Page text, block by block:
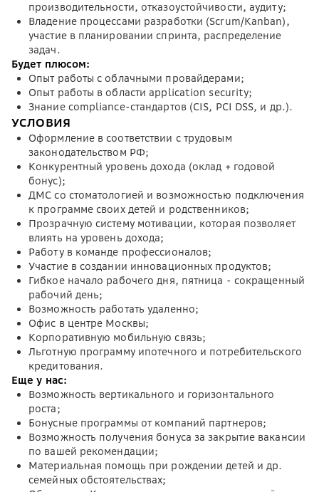
производительности, отказоустойчивости, аудиту;
Владение процессами разработки (Scrum/Kanban),
участие в планировании спринта, распределение
задач.
Будет плюсом:
Опыт работы с облачными провайдерами;
Опыт работы в области application security;
Знание compliance-стандартов (CIS, PCI DSS, и др.).
УСЛОВИЯ
Оформление в соответствии с трудовым
законодательством РФ;
Конкурентный уровень дохода (оклад + годовой
бонус);
ДМС со стоматологией и возможностью подключения
к программе своих детей и родственников;
Прозрачную систему мотивации, которая позволяет
влиять на уровень дохода;
Работу в команде профессионалов;
Участие в создании инновационных продуктов;
Гибкое начало рабочего дня, пятница - сокращенный
рабочий день;
Возможность работать удаленно;
Офис в центре Москвы;
Корпоративную мобильную связь;
Льготную программу ипотечного и потребительского
кредитования.
Еще у нас:
Возможность вертикального и горизонтального
роста;
Бонусные программы от компаний партнеров;
Возможность получения бонуса за закрытие вакансии
по вашей рекомендации;
Материальная помощь при рождении детей и др.
семейных обстоятельствах;